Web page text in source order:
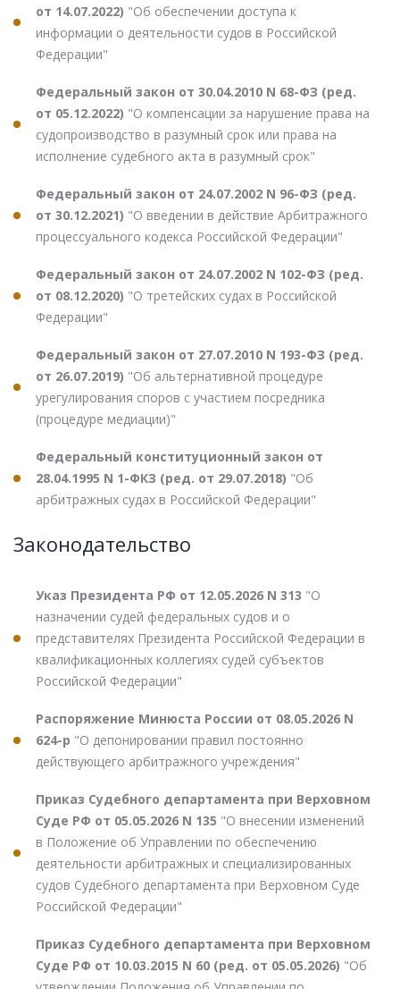
от 14.07.2022) "Об обеспечении доступа к
информации о деятельности судов в Российской
Федерации"
Федеральный закон от 30.04.2010 N 68-ФЗ (ред.
от 05.12.2022) "О компенсации за нарушение права на
судопроизводство в разумный срок или права на
исполнение судебного акта в разумный срок"
Федеральный закон от 24.07.2002 N 96-ФЗ (ред.
от 30.12.2021) "О введении в действие Арбитражного
процессуального кодекса Российской Федерации"
Федеральный закон от 24.07.2002 N 102-ФЗ (ред.
от 08.12.2020) "О третейских судах в Российской
Федерации"
Федеральный закон от 27.07.2010 N 193-ФЗ (ред.
от 26.07.2019) "Об альтернативной процедуре
урегулирования споров с участием посредника
(процедуре медиации)"
Федеральный конституционный закон от
28.04.1995 N 1-ФКЗ (ред. от 29.07.2018) "Об
арбитражных судах в Российской Федерации"
Законодательство
Указ Президента РФ от 12.05.2026 N 313 "О
назначении судей федеральных судов и о
представителях Президента Российской Федерации в
квалификационных коллегиях судей субъектов
Российской Федерации"
Распоряжение Минюста России от 08.05.2026 N
624-р "О депонировании правил постоянно
действующего арбитражного учреждения"
Приказ Судебного департамента при Верховном
Суде РФ от 05.05.2026 N 135 "О внесении изменений
в Положение об Управлении по обеспечению
деятельности арбитражных и специализированных
судов Судебного департамента при Верховном Суде
Российской Федерации"
Приказ Судебного департамента при Верховном
Суде РФ от 10.03.2015 N 60 (ред. от 05.05.2026) "Об